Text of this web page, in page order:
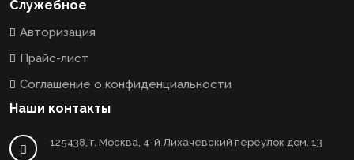
Служебное
Авторизация
Прайс-лист
Соглашение о конфиденциальности
Наши контакты
125438, г. Москва, 4-й Лихачевский переулок дом. 13